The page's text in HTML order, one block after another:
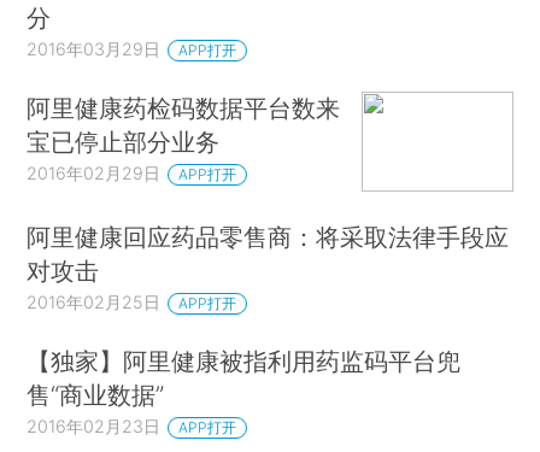
分
2016年03月29日 APP打开
阿里健康药检码数据平台数来
宝已停止部分业务
2016年02月29日 APP打开
阿里健康回应药品零售商：将采取法律手段应
对攻击
2016年02月25日 APP打开
【独家】阿里健康被指利用药监码平台兜
售“商业数据”
2016年02月23日 APP打开